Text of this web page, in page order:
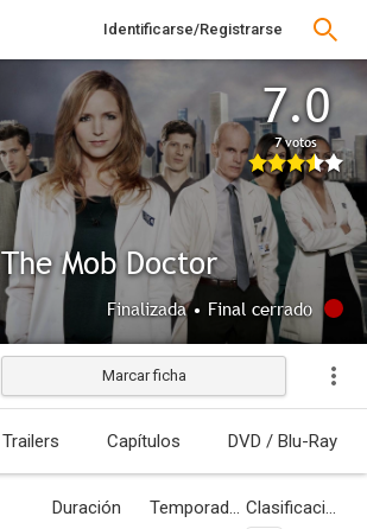
Identificarse/Registrarse
7.0
7 votos
The Mob Doctor
Finalizada • Final cerrado
Marcar ficha
Trailers Capítulos DVD / Blu-Ray
Duración Temporadas Clasificación por edades